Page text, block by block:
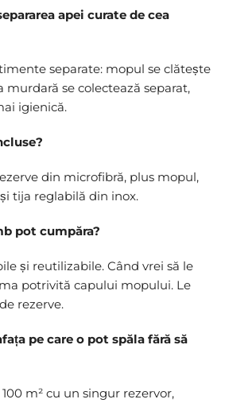
apei curate de cea
separate: mopul se clătește
murdară se colectează separat,
igienică.
din microfibră, plus mopul,
tija reglabilă din inox.
pot cumpăra?
și reutilizabile. Când vrei să le
potrivită capului mopului. Le
rezerve.
pe care o pot spăla fără să
m² cu un singur rezervor,